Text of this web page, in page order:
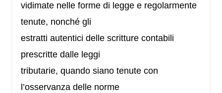
vidimate nelle forme di legge e regolarmente
tenute, nonché gli
estratti autentici delle scritture contabili
prescritte dalle leggi
tributarie, quando siano tenute con
l’osservanza delle norme